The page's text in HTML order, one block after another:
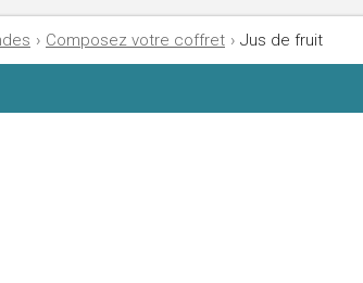
› Composez votre coffret › Jus de fruit